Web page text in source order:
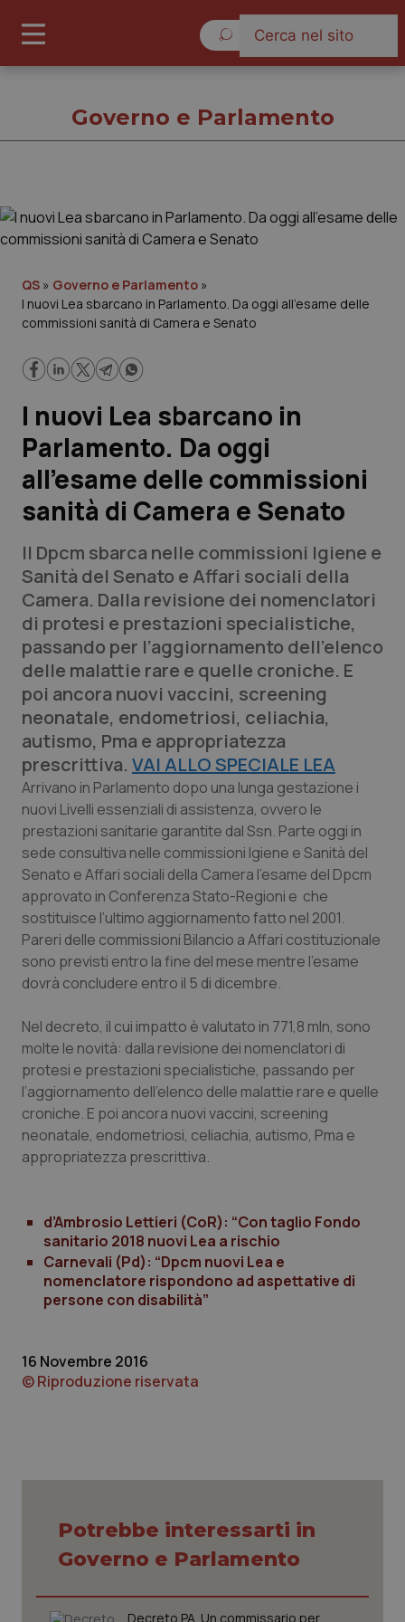
Governo e Parlamento
Regioni e Asl
Lavoro e Professioni
Scienza e Farmaci
Studi e Analisi
Lettere al direttore
Edizioni Regionali
QS Pro
Professionisti Sanitari.AI
Abruzzo
Basilicata
Calabria
Campania
Emilia-Romagna
Friuli Venezia Giulia
Liguria
Lombardia
Marche
Piemonte
Provincia Autonoma di Bolzano
Puglia
Sicilia
Toscana
QS Pro Gold
Artrite & artrosi
Asma & BPCO
Car-T
Colesterolo & coronaropatie
Dermatite Atopica
Disturbi dell’umore
Dolore
Donna & Salute
HIV
Infezioni & Febbre
Malattie rare
Neuroscienze & patologie neurodegenerative
Obesità
QS Club Newsletter
Governo e Parlamento
QS » Governo e Parlamento »
I nuovi Lea sbarcano in Parlamento. Da oggi all’esame delle
commissioni sanità di Camera e Senato
I nuovi Lea sbarcano in
Parlamento. Da oggi
all’esame delle commissioni
sanità di Camera e Senato
Il Dpcm sbarca nelle commissioni Igiene e
Sanità del Senato e Affari sociali della
Camera. Dalla revisione dei nomenclatori
di protesi e prestazioni specialistiche,
passando per l’aggiornamento dell’elenco
delle malattie rare e quelle croniche. E
poi ancora nuovi vaccini, screening
neonatale, endometriosi, celiachia,
autismo, Pma e appropriatezza
prescrittiva. VAI ALLO SPECIALE LEA
Arrivano in Parlamento dopo una lunga gestazione i
nuovi Livelli essenziali di assistenza, ovvero le
prestazioni sanitarie garantite dal Ssn. Parte oggi in
sede consultiva nelle commissioni Igiene e Sanità del
Senato e Affari sociali della Camera l’esame del Dpcm
approvato in Conferenza Stato-Regioni e che
sostituisce l’ultimo aggiornamento fatto nel 2001.
Pareri delle commissioni Bilancio a Affari costituzionale
sono previsti entro la fine del mese mentre l’esame
dovrà concludere entro il 5 di dicembre.
Nel decreto, il cui impatto è valutato in 771,8 mln, sono
molte le novità: dalla revisione dei nomenclatori di
protesi e prestazioni specialistiche, passando per
l’aggiornamento dell’elenco delle malattie rare e quelle
croniche. E poi ancora nuovi vaccini, screening
neonatale, endometriosi, celiachia, autismo, Pma e
appropriatezza prescrittiva.
d’Ambrosio Lettieri (CoR): “Con taglio Fondo
sanitario 2018 nuovi Lea a rischio
Carnevali (Pd): “Dpcm nuovi Lea e
nomenclatore rispondono ad aspettative di
persone con disabilità”
16 Novembre 2016
© Riproduzione riservata
Potrebbe interessarti in
Governo e Parlamento
Decreto PA. Un commissario per